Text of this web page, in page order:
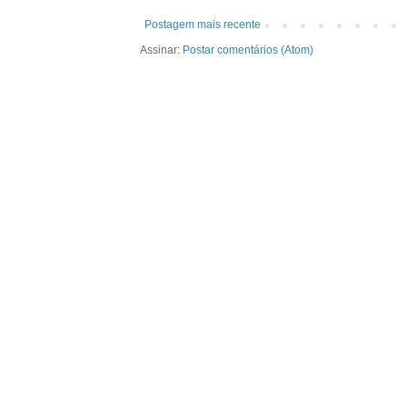
Postagem mais recente
Assinar: Postar comentários (Atom)